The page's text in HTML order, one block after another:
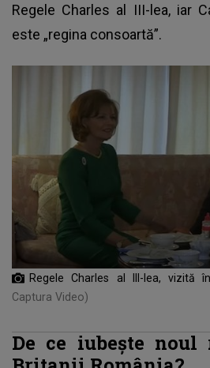
Regele Charles al III-lea, iar
este „regina consoartă”.
Regele Charles al III-lea, vizită
Captura Video)
De ce iubește